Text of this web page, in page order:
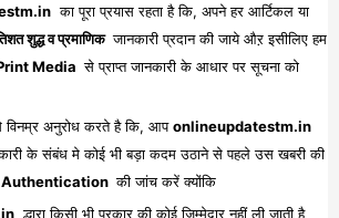
का पूरा प्रयास रहता है कि, अपने हर आर्टिकल या
शुद्ध व प्रमाणिक जानकारी प्रदान की जाये औऱ इसीलिए हम
Media से प्राप्त जानकारी के आधार पर सूचना को
अनुरोध करते है कि, आपonlineupdatestm.in
के संबंध मे कोई भी बड़ा कदम उठाने से पहले उस खबरी की
Authentication की जांच करें क्योंकि
द्धारा किसी भी प्रकार की कोई जिम्मेदार नहीं ली जाती है